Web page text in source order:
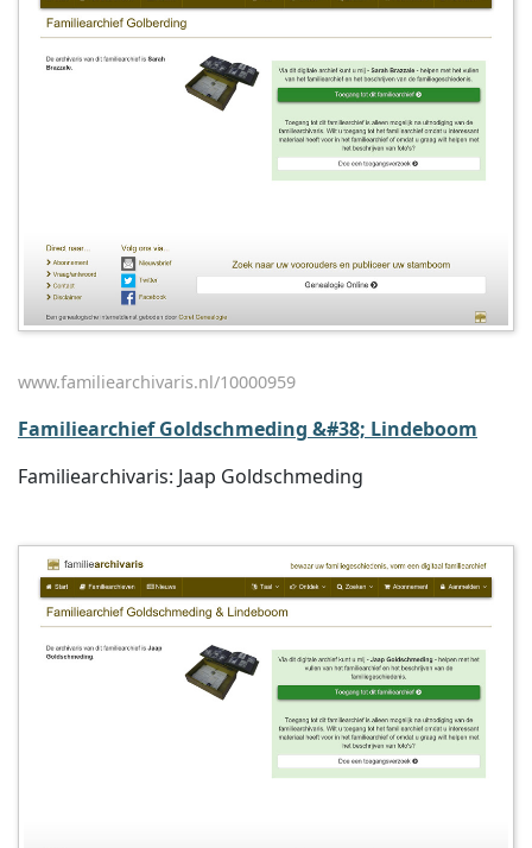
www.familiearchivaris.nl/10000959
Familiearchief Goldschmeding &#38; Lindeboom
Familiearchivaris: Jaap Goldschmeding